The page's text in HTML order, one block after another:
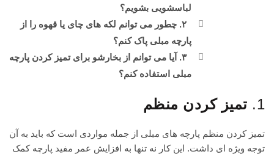
لباسشویی بشویم؟
۲. چطور می توانم لکه های چای یا قهوه را از
پارچه مبلی پاک کنم؟
۳. آیا می توانم از بخارشو برای تمیز کردن پارچه
مبلی استفاده کنم؟
1. تمیز کردن منظم
تمیز کردن منظم پارچه های مبلی از جمله مواردی است که باید به آن
توجه ویژه ای داشت. این کار نه تنها به افزایش عمر مفید پارچه کمک